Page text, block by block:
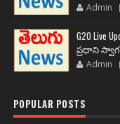
Admin
G20 Live
ప్రధాని
Admin
POPULAR POSTS